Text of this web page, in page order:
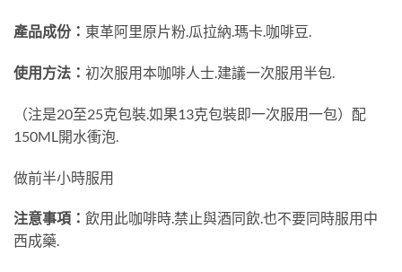
產品成份： 東革阿里原片粉.瓜拉納.瑪卡.咖啡豆.
使用方法： 初次服用本咖啡人士.建議一次服用半包.
（注是20至25克包裝.如果13克包裝即一次服用一包）配
150ML開水衝泡.
做前半小時服用
注意事項： 飲用此咖啡時.禁止與酒同飲.也不要同時服用中
西成藥.